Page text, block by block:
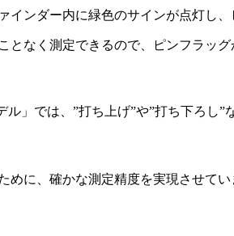
インダー内に緑色のサインが点灯し
となく測定できるので、ピンフラッ
ル」では、”打ち上げ”や”打ち下ろ
めに、確かな測定精度を実現させて